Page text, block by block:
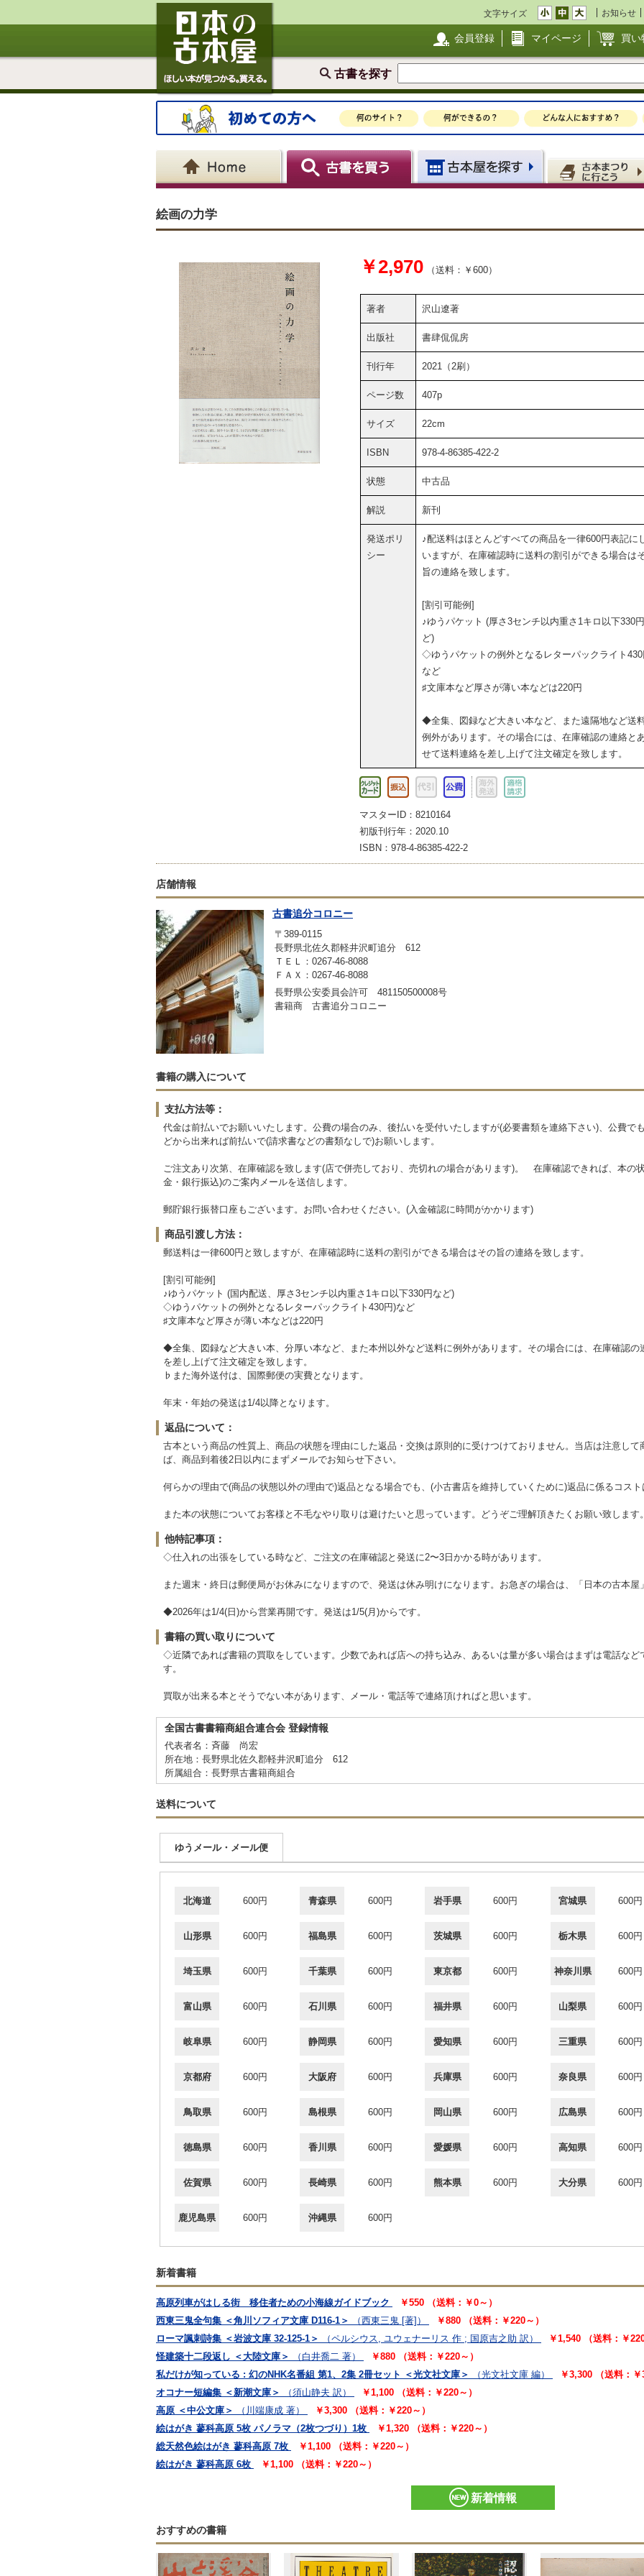
文字サイズ お知らせ
会員登録 マイページ 買い
古書を探す
絵画の力学
￥2,970 （送料：￥600）
著者 沢山遼著
出版社 書肆侃侃房
刊行年 2021（2刷）
ページ数 407p
サイズ 22cm
ISBN 978-4-86385-422-2
状態 中古品
解説 新刊
発送ポリ
シー
♪配送料はほとんどすべての商品を一律600円表記に
いますが、在庫確認時に送料の割引ができる場合は
旨の連絡を致します。
[割引可能例]
♪ゆうパケット (厚さ3センチ以内重さ1キロ以下330
ど)
◇ゆうパケットの例外となるレターパックライト430
など
♯文庫本など厚さが薄い本などは220円
◆全集、図録など大きい本など、また遠隔地など送
例外があります。その場合には、在庫確認の連絡と
せて送料連絡を差し上げて注文確定を致します。
マスターID：8210164
初版刊行年：2020.10
ISBN：978-4-86385-422-2
店舗情報
古書追分コロニー
〒389-0115
長野県北佐久郡軽井沢町追分 612
ＴＥＬ：0267-46-8088
ＦＡＸ：0267-46-8088
長野県公安委員会許可 481150500008号
書籍商 古書追分コロニー
書籍の購入について
支払方法等：
代金は前払いでお願いいたします。公費の場合のみ、後払いを受付いたしますが(必要書類を連絡下さい)、公費で
どから出来れば前払いで(請求書などの書類なしで)お願いします。
ご注文あり次第、在庫確認を致します(店で併売しており、売切れの場合があります)。 在庫確認できれば、本の
金・銀行振込)のご案内メールを送信します。
郵貯銀行振替口座もございます。お問い合わせください。(入金確認に時間がかかります)
商品引渡し方法：
郵送料は一律600円と致しますが、在庫確認時に送料の割引ができる場合はその旨の連絡を致します。
[割引可能例]
♪ゆうパケット (国内配送、厚さ3センチ以内重さ1キロ以下330円など)
◇ゆうパケットの例外となるレターパックライト430円)など
♯文庫本など厚さが薄い本などは220円
◆全集、図録など大きい本、分厚い本など、また本州以外など送料に例外があります。その場合には、在庫確認
を差し上げて注文確定を致します。
♭また海外送付は、国際郵便の実費となります。
年末・年始の発送は1/4以降となります。
返品について：
古本という商品の性質上、商品の状態を理由にした返品・交換は原則的に受けつけておりません。当店は注意し
ば、商品到着後2日以内にまずメールでお知らせ下さい。
何らかの理由で(商品の状態以外の理由で)返品となる場合でも、(小古書店を維持していくために)返品に係るコスト
また本の状態についてお客様と不毛なやり取りは避けたいと思っています。どうぞご理解頂きたくお願い致します。
他特記事項：
◇仕入れの出張をしている時など、ご注文の在庫確認と発送に2〜3日かかる時があります。
また週末・終日は郵便局がお休みになりますので、発送は休み明けになります。お急ぎの場合は、「日本の古本屋
◆2026年は1/4(日)から営業再開です。発送は1/5(月)からです。
書籍の買い取りについて
◇近隣であれば書籍の買取をしています。少数であれば店への持ち込み、あるいは量が多い場合はまずは電話など
す。
買取が出来る本とそうでない本があります、メール・電話等で連絡頂ければと思います。
全国古書書籍商組合連合会 登録情報
代表者名：斉藤 尚宏
所在地：長野県北佐久郡軽井沢町追分 612
所属組合：長野県古書籍商組合
送料について
ゆうメール・メール便
北海道 600円 青森県 600円 岩手県 600円 宮城県 600円
山形県 600円 福島県 600円 茨城県 600円 栃木県 600円
埼玉県 600円 千葉県 600円 東京都 600円 神奈川県 600円
富山県 600円 石川県 600円 福井県 600円 山梨県 600円
岐阜県 600円 静岡県 600円 愛知県 600円 三重県 600円
京都府 600円 大阪府 600円 兵庫県 600円 奈良県 600円
鳥取県 600円 島根県 600円 岡山県 600円 広島県 600円
徳島県 600円 香川県 600円 愛媛県 600円 高知県 600円
佐賀県 600円 長崎県 600円 熊本県 600円 大分県 600円
鹿児島県 600円 沖縄県 600円
新着書籍
高原列車がはしる街 移住者ための小海線ガイドブック
￥550 （送料：￥0～）
西東三鬼全句集 ＜角川ソフィア文庫 D116-1＞
（西東三鬼 [著]）
￥880 （送料：￥220～）
ローマ諷刺詩集 ＜岩波文庫 32-125-1＞
（ペルシウス, ユウェナーリス 作 ; 国原吉之助 訳）
￥1,540 （送料：￥220
怪建築十二段返し ＜大陸文庫＞
（白井喬二 著）
￥880 （送料：￥220～）
私だけが知っている : 幻のNHK名番組 第1、2集 2冊セット ＜光文社文庫＞
（光文社文庫 編）
￥3,300 （送料：￥
オコナー短編集 ＜新潮文庫＞
（須山静夫 訳）
￥1,100 （送料：￥220～）
高原 ＜中公文庫＞
（川端康成 著）
￥3,300 （送料：￥220～）
絵はがき 蓼科高原 5枚 パノラマ（2枚つづり）1枚
￥1,320 （送料：￥220～）
総天然色絵はがき 蓼科高原 7枚
￥1,100 （送料：￥220～）
絵はがき 蓼科高原 6枚
￥1,100 （送料：￥220～）
新着情報
おすすめの書籍